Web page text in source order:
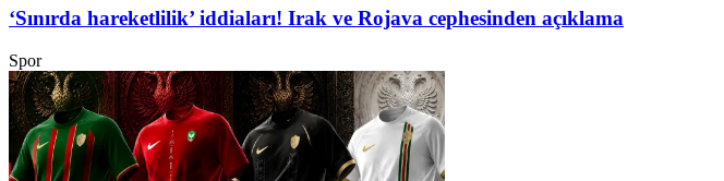
‘Sınırda hareketlilik’ iddiaları! Irak ve Rojava cephesinden açıklama
Spor